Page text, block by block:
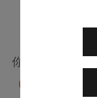
你可能會喜歡